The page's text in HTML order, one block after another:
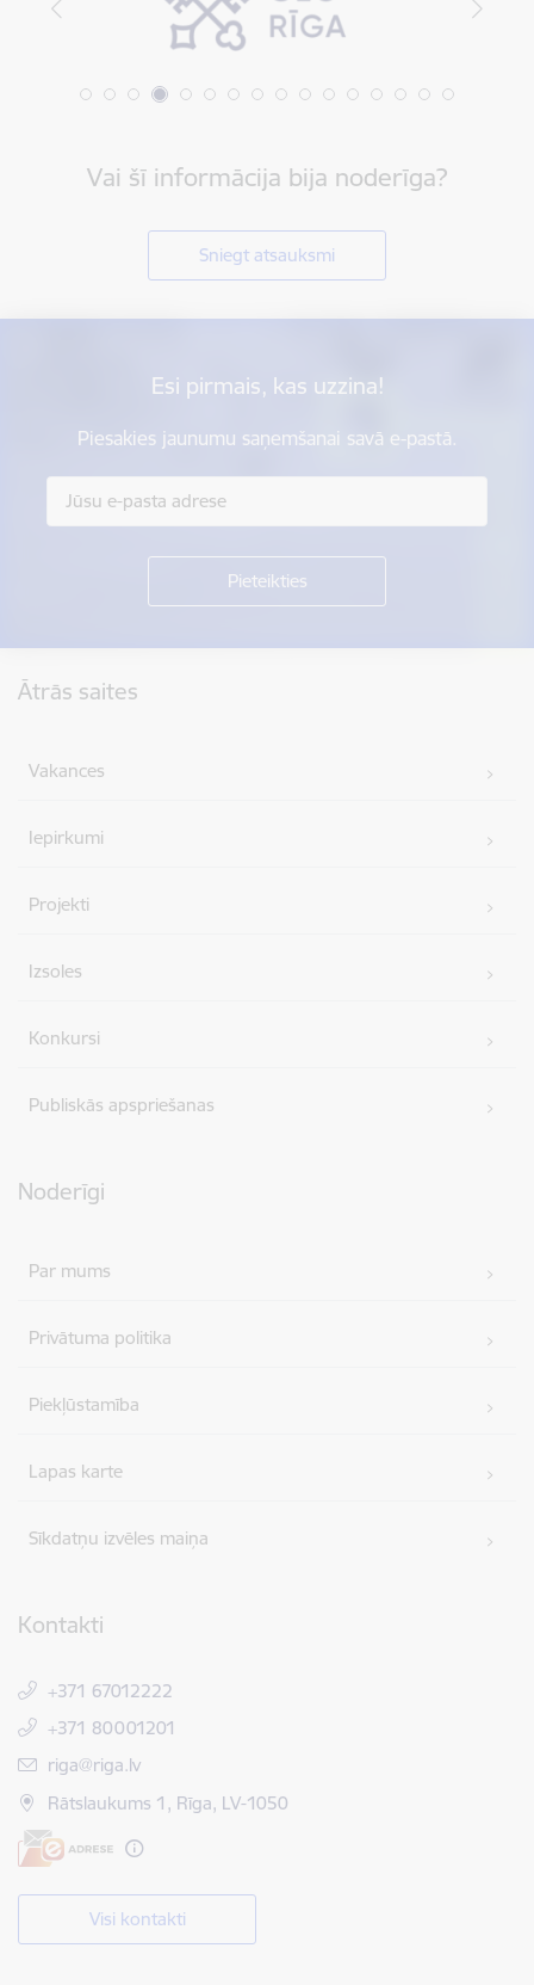
Vai šī informācija bija noderīga?
Sniegt atsauksmi
Esi pirmais, kas uzzina!
Piesakies jaunumu saņemšanai savā e-pastā.
Ātrās saites
Vakances
Iepirkumi
Projekti
Izsoles
Konkursi
Publiskās apspriešanas
Noderīgi
Par mums
Privātuma politika
Piekļūstamība
Lapas karte
Sīkdatņu izvēles maiņa
Kontakti
+371 67012222
+371 80001201
E-pasts:
riga@riga.lv
Rātslaukums 1, Rīga, LV-1050
Visi kontakti